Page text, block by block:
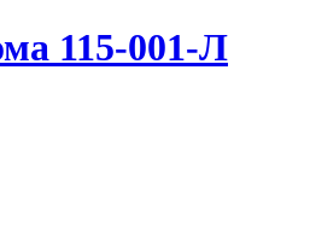
115-001-Л